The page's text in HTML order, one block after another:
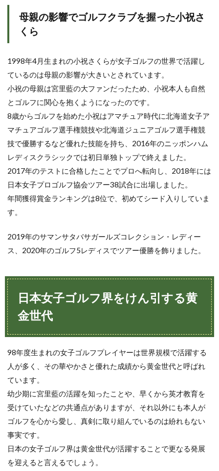
母親の影響でゴルフクラブを握った小祝さ
くら
1998年4月生まれの小祝さくらが女子ゴルフの世界で活躍し
ているのは母親の影響が大きいとされています。
小祝の母親は宮里藍の大ファンだったため、小祝本人も自然
とゴルフに関心を抱くようになったのです。
8歳からゴルフを始めた小祝はアマチュア時代に北海道女子ア
マチュアゴルフ選手権競技や北海道ジュニアゴルフ選手権競
技で優勝するなど優れた技能を持ち、2016年のニッポンハム
レディスクラシックでは初日単独トップで終えました。
2017年のテストに合格したことでプロへ転向し、2018年には
日本女子プロゴルフ協会ツアー38試合に出場しました。
年間獲得賞金ランキングは8位で、初めてシード入りしていま
す。
2019年のサマンサタバサガールズコレクション・レディー
ス、2020年のゴルフ5レディスでツアー優勝を飾りました。
日本女子ゴルフ界をけん引する黄
金世代
98年度生まれの女子ゴルフプレイヤーは世界規模で活躍する
人が多く、その華やかさと優れた成績から黄金世代と呼ばれ
ています。
幼少期に宮里藍の活躍を知ったことや、早くから英才教育を
受けていたなどの共通点がありますが、それ以外にも本人が
ゴルフを心から愛し、真剣に取り組んでいるのは紛れもない
事実です。
日本の女子ゴルフ界は黄金世代が活躍することで更なる発展
を迎えると言えるでしょう。